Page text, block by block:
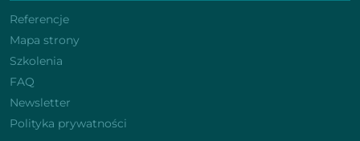
Referencje
Mapa strony
Szkolenia
FAQ
Newsletter
Polityka prywatności